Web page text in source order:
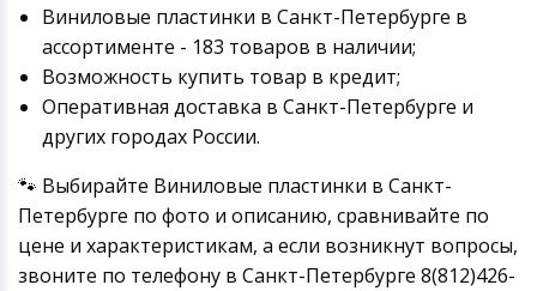
Виниловые пластинки в Санкт-Петербурге в
ассортименте - 183 товаров в наличии;
Возможность купить товар в кредит;
Оперативная доставка в Санкт-Петербурге и
других городах России.
🐾 Выбирайте Виниловые пластинки в Санкт-
Петербурге по фото и описанию, сравнивайте по
цене и характеристикам, а если возникнут вопросы,
звоните по телефону в Санкт-Петербурге 8(812)426-